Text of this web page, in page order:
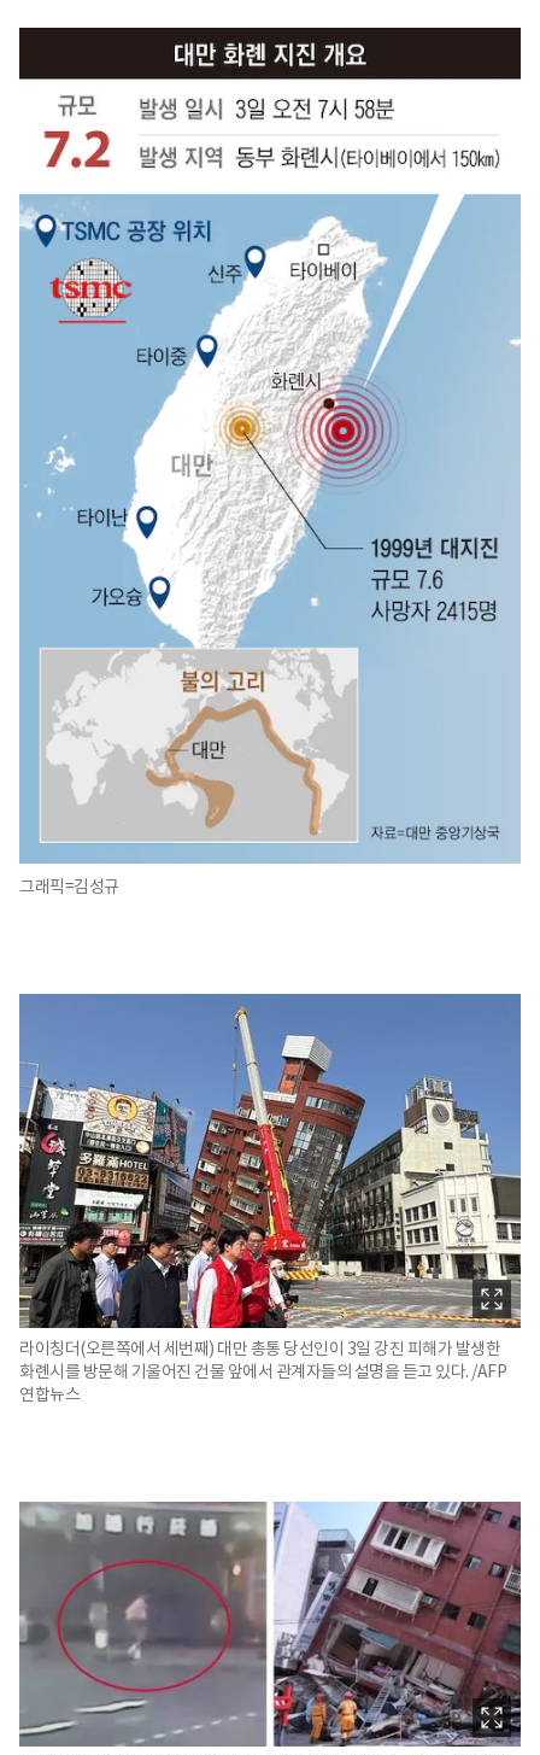
그래픽=김성규
라이칭더(오른쪽에서 세번째) 대만 총통 당선인이 3일 강진 피해가 발생한
화롄시를 방문해 기울어진 건물 앞에서 관계자들의 설명을 듣고 있다. /AFP
연합뉴스